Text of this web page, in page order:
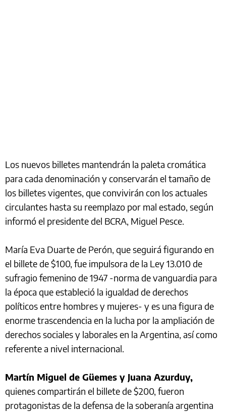
Los nuevos billetes mantendrán la paleta cromática
para cada denominación y conservarán el tamaño de
los billetes vigentes, que convivirán con los actuales
circulantes hasta su reemplazo por mal estado, según
informó el presidente del BCRA, Miguel Pesce.
María Eva Duarte de Perón, que seguirá figurando en
el billete de $100, fue impulsora de la Ley 13.010 de
sufragio femenino de 1947 -norma de vanguardia para
la época que estableció la igualdad de derechos
políticos entre hombres y mujeres- y es una figura de
enorme trascendencia en la lucha por la ampliación de
derechos sociales y laborales en la Argentina, así como
referente a nivel internacional.
Martín Miguel de Güemes y Juana Azurduy,
quienes compartirán el billete de $200, fueron
protagonistas de la defensa de la soberanía argentina